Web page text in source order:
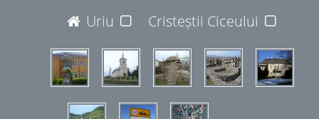
JUDEȚUL BISTRIȚA-NĂSĂUD 427365
Uriu Cristeștii Ciceului